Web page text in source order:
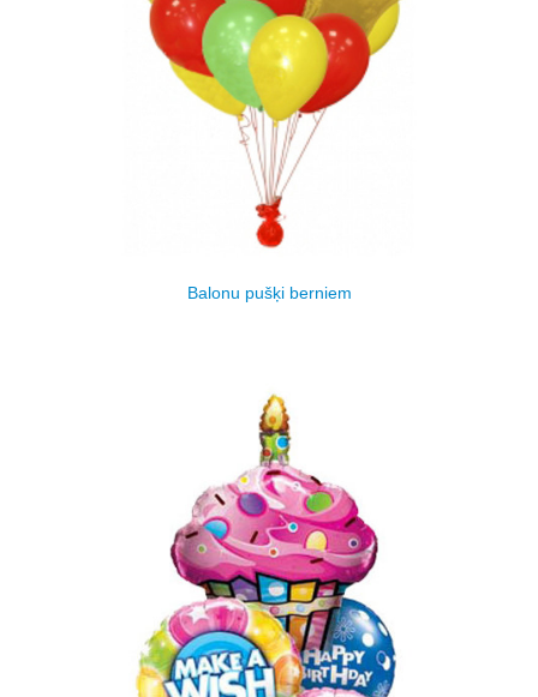
Balonu pušķi berniem